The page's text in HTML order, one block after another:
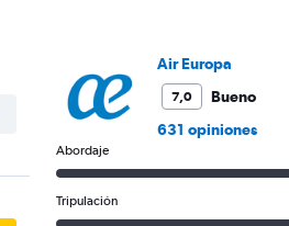
Air Europa
7,0
Bueno
631 opiniones
Abordaje
Tripulación